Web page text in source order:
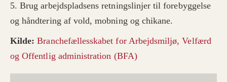
5. Brug arbejdspladsens retningslinjer til forebyggelse
og håndtering af vold, mobning og chikane.
Kilde: Branchefællesskabet for Arbejdsmiljø, Velfærd
og Offentlig administration (BFA)